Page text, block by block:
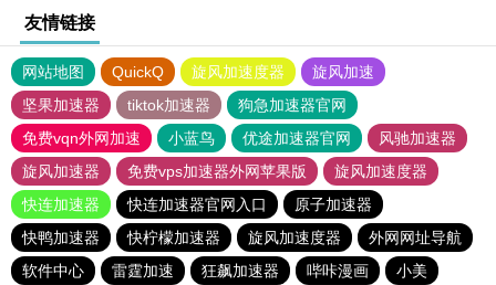
友情链接
网站地图 QuickQ 旋风加速度器
旋风加速
坚果加速器
tiktok加速器
狗急加速器官网
免费vqn外网加速
小蓝鸟 优途加速器官网
风驰加速器
旋风加速器
免费vps加速器外网苹果版
旋风加速度器
快连加速器
快连加速器官网入口
原子加速器
快鸭加速器
快柠檬加速器 旋风加速度器
外网网址导航
软件中心
雷霆加速 狂飙加速器 哔咔漫画
小美